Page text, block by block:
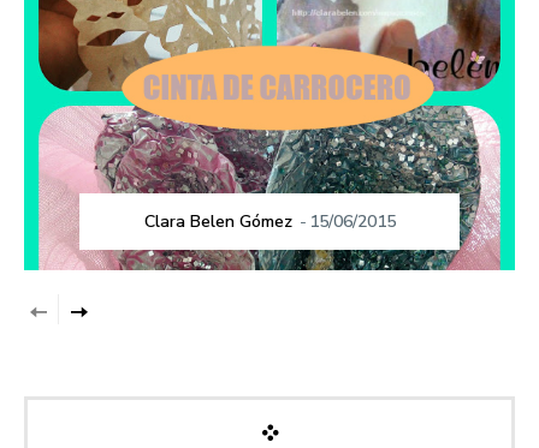
Clara Belen Gómez - 15/06/2015